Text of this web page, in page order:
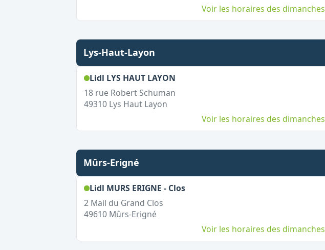
Voir les horaires des dimanches
Lys-Haut-Layon
Lidl LYS HAUT LAYON,
18 rue Robert Schuman
49310 Lys Haut Layon
Voir les horaires des dimanches
Mûrs-Erigné
Lidl MURS ERIGNE - Clos,
2 Mail du Grand Clos
49610 Mûrs-Erigné
Voir les horaires des dimanches